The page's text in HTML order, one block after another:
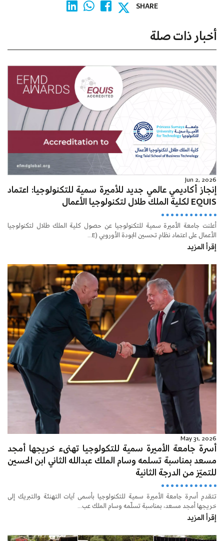
SHARE
أخبار ذات صلة
Jun 2, 2026
إنجاز أكاديمي عالمي جديد للأميرة سمية للتكنولوجيا: اعتماد
EQUIS لكلية الملك طلال لتكنولوجيا الأعمال
أعلنت جامعة الأميرة سمية للتكنولوجيا عن حصول كلية الملك طلال لتكنولوجيا
الأعمال على اعتماد نظام تحسين الجودة الأوروبي (E...
إقرأ المزيد
May 31, 2026
أسرة جامعة الأميرة سمية للتكولوجيا تهنىء خريجها أمجد
مسعد بمناسبة تسلمه وسام الملك عبدالله الثاني ابن الحسين
للتميّز من الدرجة الثانية
تتقدم أسرة جامعة الأميرة سمية للتكنولوجيا بأسمى آيات التهنئة والتبريك إلى
خريجها أمجد مسعد، بمناسبة تسلّمه وسام الملك عب...
إقرأ المزيد